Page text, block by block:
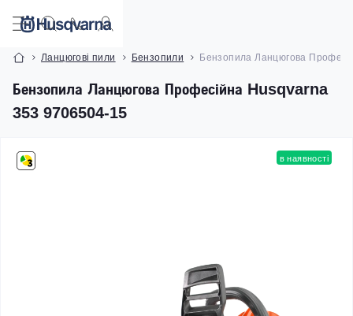
Ланцюгові пили Бензопили Бензопила Ланцюгова
Бензопила Ланцюгова Професійна Husqvarna
353 9706504-15
в наявності